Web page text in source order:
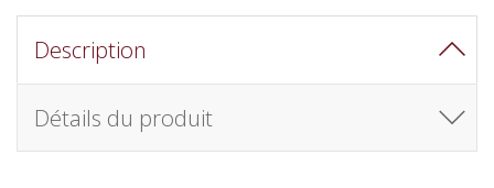
Description
Détails du produit